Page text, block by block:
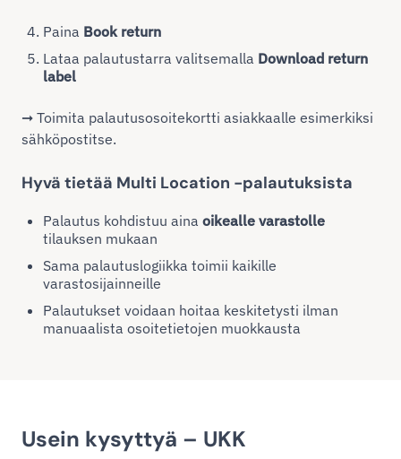
Paina Book return
Lataa palautustarra valitsemalla Download return
label
➞ Toimita palautusosoitekortti asiakkaalle esimerkiksi
sähköpostitse.
Hyvä tietää Multi Location -palautuksista
Palautus kohdistuu aina oikealle varastolle
tilauksen mukaan
Sama palautuslogiikka toimii kaikille
varastosijainneille
Palautukset voidaan hoitaa keskitetysti ilman
manuaalista osoitetietojen muokkausta
Usein kysyttyä – UKK